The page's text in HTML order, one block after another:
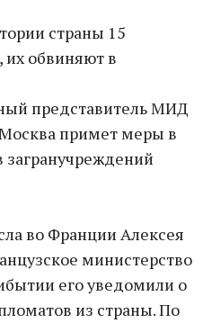
страны 15
их обвиняют в
представитель МИД
примет меры в
во Франции Алексея
министерство
его уведомили о
из страны. По